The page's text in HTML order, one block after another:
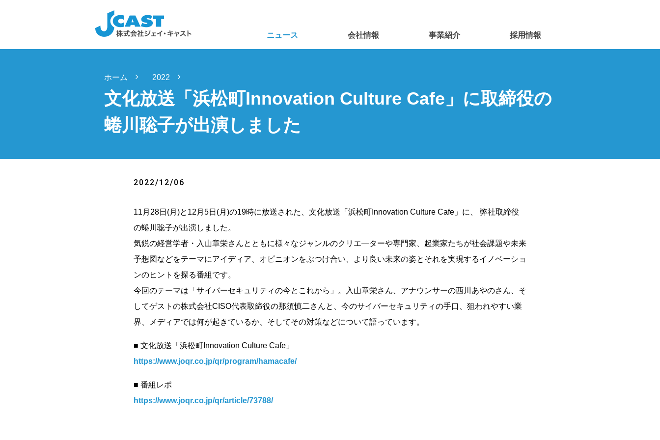
ニュース 会社情報 事業紹介 採用情報
ホーム 2022
文化放送「浜松町Innovation Culture Cafe」に取締役の
蜷川聡子が出演しました
2022/12/06
11月28日(月)と12月5日(月)の19時に放送された、文化放送「浜松町Innovation Culture Cafe」に、 弊社取締役
の蜷川聡子が出演しました。
気鋭の経営学者・入山章栄さんとともに様々なジャンルのクリエ―ターや専門家、起業家たちが社会課題や未来
予想図などをテーマにアイディア、オピニオンをぶつけ合い、より良い未来の姿とそれを実現するイノベーショ
ンのヒントを探る番組です。
今回のテーマは「サイバーセキュリティの今とこれから」。入山章栄さん、アナウンサーの西川あやのさん、そ
してゲストの株式会社CISO代表取締役の那須慎二さんと、今のサイバーセキュリティの手口、狙われやすい業
界、メディアでは何が起きているか、そしてその対策などについて語っています。
■ 文化放送「浜松町Innovation Culture Cafe」
https://www.joqr.co.jp/qr/program/hamacafe/
■ 番組レポ
https://www.joqr.co.jp/qr/article/73788/